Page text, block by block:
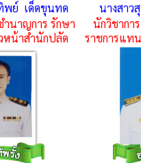
พย์ เด็ดขุนทด นางสาว
นาญการ รักษา
หน้าสำนักปลัด
นักวิชากา
ราชการแทน